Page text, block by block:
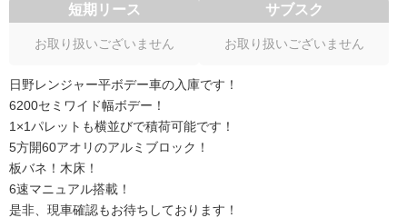
短期リース
お取り扱いございません
サブスク
お取り扱いございません
日野レンジャー平ボデー車の入庫です！
6200セミワイド幅ボデー！
1×1パレットも横並びで積荷可能です！
5方開60アオリのアルミブロック！
板バネ！木床！
6速マニュアル搭載！
是非、現車確認もお待ちしております！